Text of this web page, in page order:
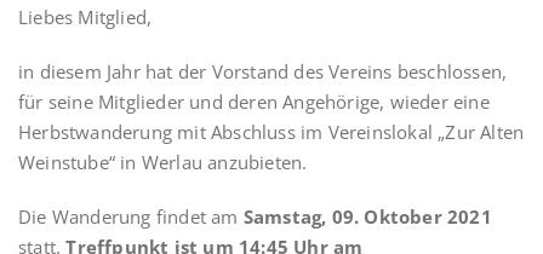
Liebes Mitglied,
in diesem Jahr hat der Vorstand des Vereins beschlossen,
für seine Mitglieder und deren Angehörige, wieder eine
Herbstwanderung mit Abschluss im Vereinslokal „Zur Alten
Weinstube“ in Werlau anzubieten.
Die Wanderung findet am Samstag, 09. Oktober 2021
statt.Treffpunkt ist um 14:45 Uhr am